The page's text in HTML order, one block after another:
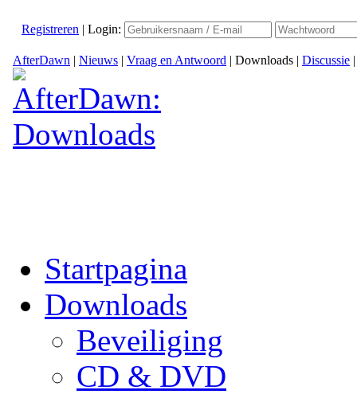
Registreren | Login:
AfterDawn | Nieuws | Vraag en Antwoord | Downloads | Discussie
Startpagina
Downloads
Beveiliging
CD & DVD